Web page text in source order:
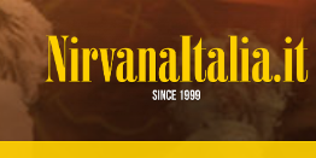
Salta
al
contenuto
NIRVANA ITALIA